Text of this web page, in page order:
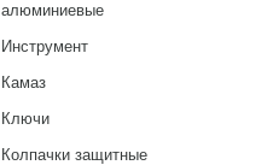
алюминиевые
Инструмент
Камаз
Ключи
Колпачки защитные